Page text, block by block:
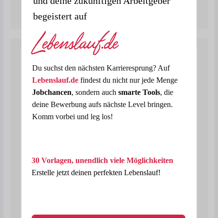
begeistert auf
Du suchst den nächsten Karrieresprung? Auf
Lebenslauf.defindest du nicht nur jede Menge
Jobchancen, sondern auch smarte Tools, die
deine Bewerbung aufs nächste Level bringen.
Komm vorbei und leg los!
30 Vorlagen, unendlich viele Möglichkeiten
Erstelle jetzt deinen perfekten Lebenslauf!